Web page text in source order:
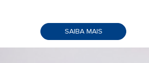
SAIBA MAIS